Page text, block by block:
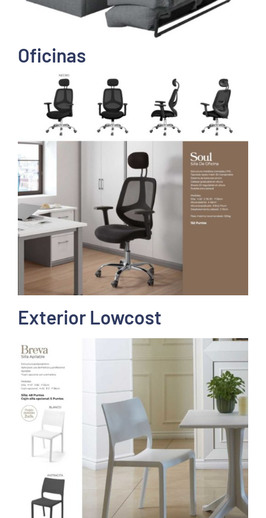
Oficinas
Exterior Lowcost